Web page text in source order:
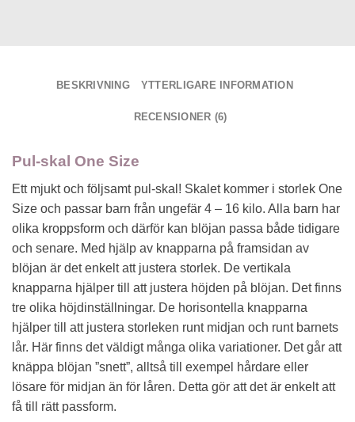
BESKRIVNING YTTERLIGARE INFORMATION
RECENSIONER (6)
Pul-skal One Size
Ett mjukt och följsamt pul-skal! Skalet kommer i storlek One
Size och passar barn från ungefär 4 – 16 kilo. Alla barn har
olika kroppsform och därför kan blöjan passa både tidigare
och senare. Med hjälp av knapparna på framsidan av
blöjan är det enkelt att justera storlek. De vertikala
knapparna hjälper till att justera höjden på blöjan. Det finns
tre olika höjdinställningar. De horisontella knapparna
hjälper till att justera storleken runt midjan och runt barnets
lår. Här finns det väldigt många olika variationer. Det går att
knäppa blöjan ”snett”, alltså till exempel hårdare eller
lösare för midjan än för låren. Detta gör att det är enkelt att
få till rätt passform.